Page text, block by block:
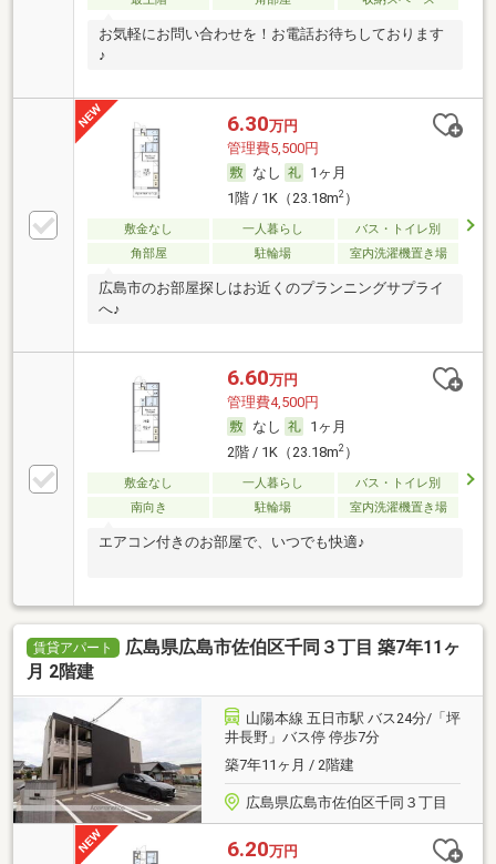
お気軽にお問い合わせを！お電話お待ちしております
♪
6.30万円
管理費5,500円
なし
1ヶ月
1階 / 1K（23.18m2）
敷金なし 一人暮らし
バス・トイレ別
角部屋
駐輪場 室内洗濯機置き場
広島市のお部屋探しはお近くのプランニングサプライ
へ♪
6.60万円
管理費4,500円
なし
1ヶ月
2階 / 1K（23.18m2）
敷金なし 一人暮らし
バス・トイレ別
南向き
駐輪場 室内洗濯機置き場
エアコン付きのお部屋で、いつでも快適♪
賃貸アパート
広島県広島市佐伯区千同３丁目 築7年11ヶ
月 2階建
山陽本線 五日市駅 バス24分/「坪
井長野」バス停 停歩7分
築7年11ヶ月 / 2階建
広島県広島市佐伯区千同３丁目
6.20万円